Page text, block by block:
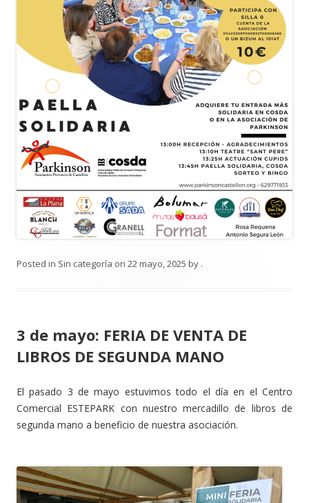
Posted in Sin categoría on 22 mayo, 2025 by .
3 de mayo: FERIA DE VENTA DE
LIBROS DE SEGUNDA MANO
El pasado 3 de mayo estuvimos todo el día en el Centro
Comercial ESTEPARK con nuestro mercadillo de libros de
segunda mano a beneficio de nuestra asociación.